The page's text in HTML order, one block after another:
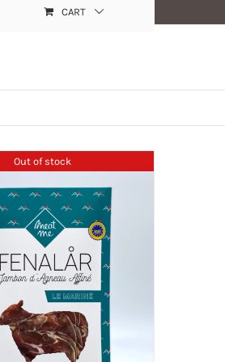
CART
Out of stock